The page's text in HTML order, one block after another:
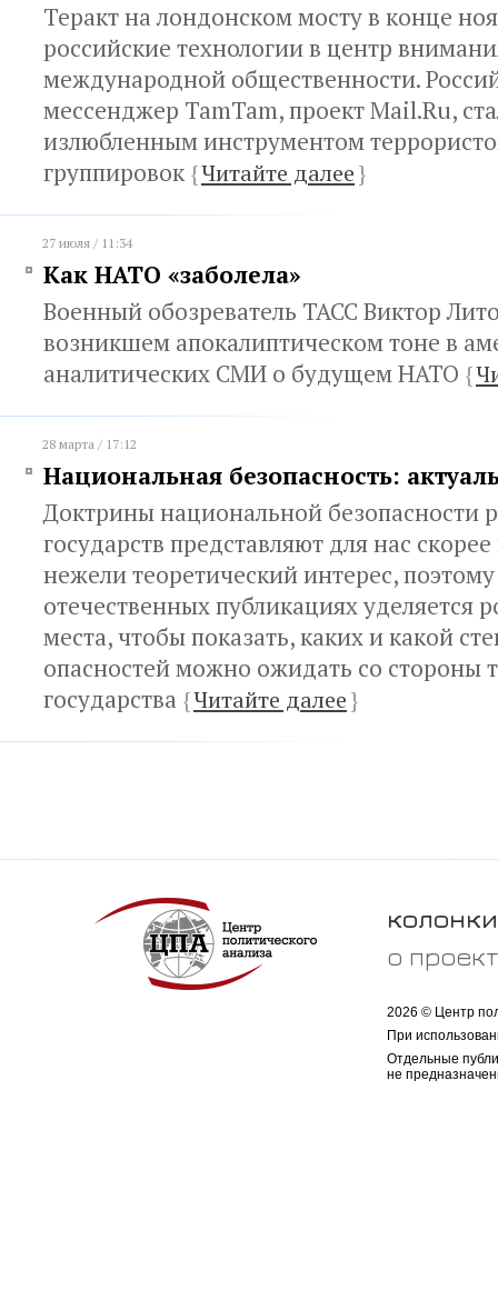
Теракт на лондонском мосту в конце
российские технологии в центр
международной общественности.
мессенджер TamTam, проект Mail.Ru,
излюбленным инструментом
группировок{Читайте далее}
27 июля / 11:34
Как НАТО «заболела»
Военный обозреватель ТАСС Виктор
возникшем апокалиптическом тоне в
аналитических СМИ о будущем НАТО {
28 марта / 17:12
Национальная безопасность:
Доктрины национальной безопасности
государств представляют для нас
нежели теоретический интерес,
отечественных публикациях уделяется
места, чтобы показать, каких и какой
опасностей можно ожидать со стороны
государства {Читайте далее}
колонки
о
2026 © Центр
При
Отдельные
не